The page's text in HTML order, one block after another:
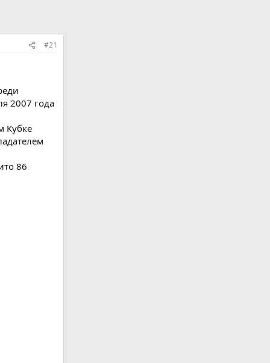
#21
2007 года
Кубке
86